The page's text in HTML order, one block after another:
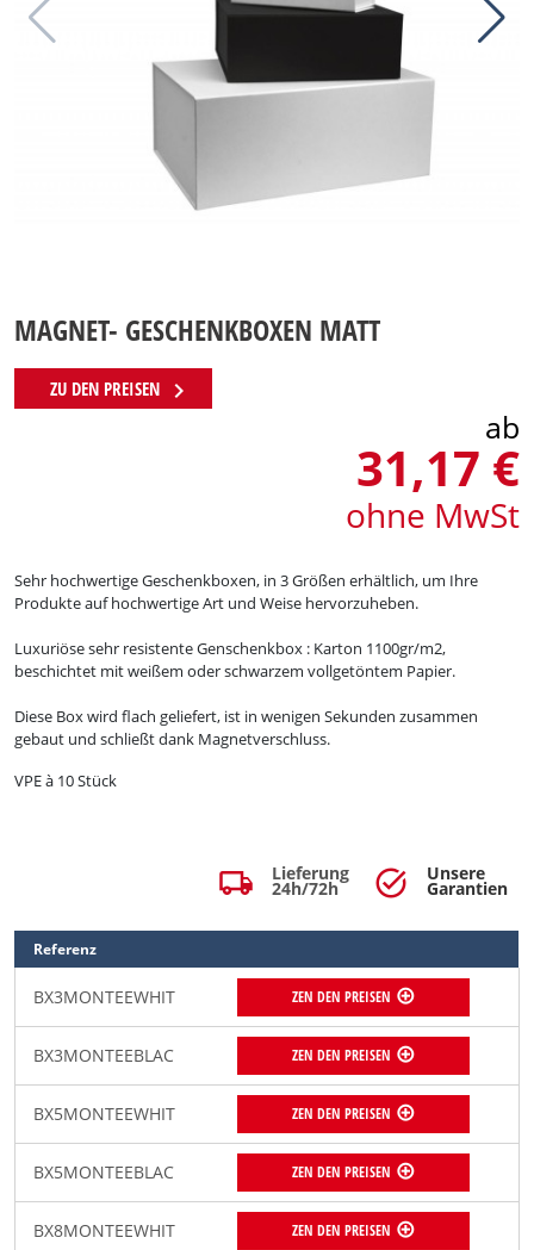
MAGNET- GESCHENKBOXEN MATT
ZU DEN PREISEN chevron_right
ab
31,17 €
ohne MwSt
Sehr hochwertige Geschenkboxen, in 3 Größen erhältlich, um Ihre
Produkte auf hochwertige Art und Weise hervorzuheben.
Luxuriöse sehr resistente Genschenkbox : Karton 1100gr/m2,
beschichtet mit weißem oder schwarzem vollgetöntem Papier.
Diese Box wird flach geliefert, ist in wenigen Sekunden zusammen
gebaut und schließt dank Magnetverschluss.
VPE à 10 Stück
local_shipping Lieferung
24h/72h task_alt Unsere
Garantien
Referenz
BX3MONTEEWHIT ZEN DEN PREISEN
BX3MONTEEBLAC ZEN DEN PREISEN
BX5MONTEEWHIT ZEN DEN PREISEN
BX5MONTEEBLAC ZEN DEN PREISEN
BX8MONTEEWHIT ZEN DEN PREISEN